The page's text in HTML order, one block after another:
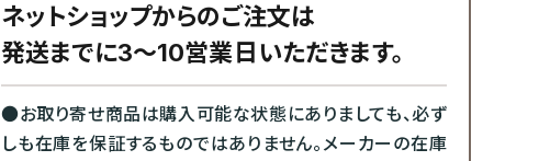
ネットショップからのご注文は
発送までに3～10営業日いただきます。
●お取り寄せ商品は購入可能な状態にありましても、必ず
しも在庫を保証するものではありません。メーカーの在庫